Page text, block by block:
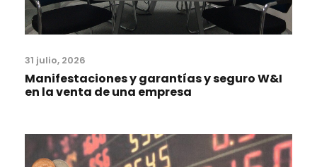
31 julio, 2026
Manifestaciones y garantías y seguro W&I
en la venta de una empresa